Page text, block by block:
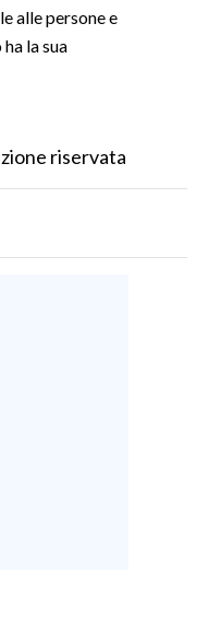
alle persone e
la sua
riservata